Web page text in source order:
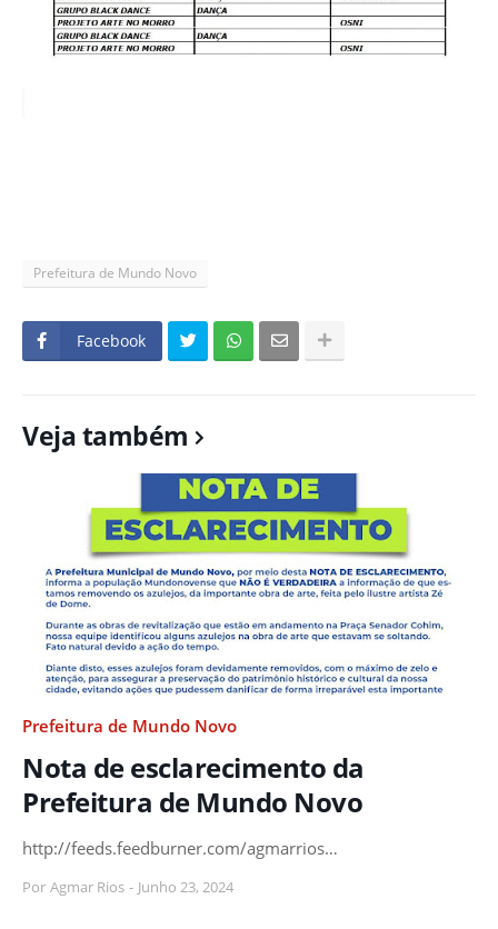
Prefeitura de Mundo Novo
Facebook
Veja também
Prefeitura de Mundo Novo
Nota de esclarecimento da
Prefeitura de Mundo Novo
http://feeds.feedburner.com/agmarrios…
Por Agmar Rios - Junho 23, 2024